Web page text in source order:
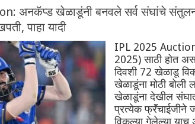
अनकॅप्ड खेळाडूंनी बनवले सर्व संघांचे संतुलन,
पाहा यादी
IPL 2025
2025) साठी होत
दिवशी 72 खेळाडू
खेळाडूंना मोठी बोली
खेळाडूंना देखील
प्रत्येक फ्रॅंचाईजीने
विकल्या गेलेल्या